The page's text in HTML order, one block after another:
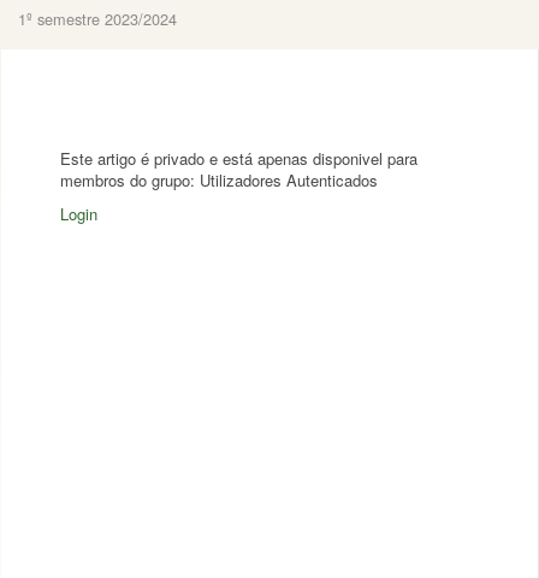
1º semestre 2023/2024
Este artigo é privado e está apenas disponivel para
membros do grupo: Utilizadores Autenticados
Login